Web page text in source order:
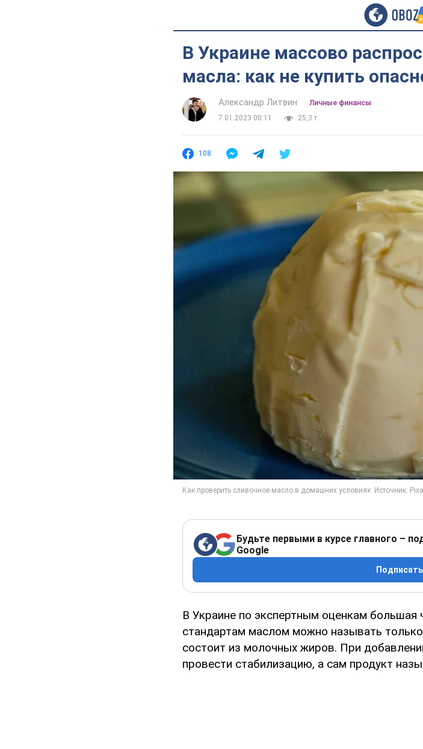
В Украине массово
масла: как не купить
Александр Литвин
Личные финансы
7.01.2023 00:11
25,3 т.
108
Будьте первыми в курсе главного –
Google
В Украине по экспертным оценкам большая
стандартам маслом можно называть
состоит из молочных жиров. При
провести стабилизацию, а сам продукт